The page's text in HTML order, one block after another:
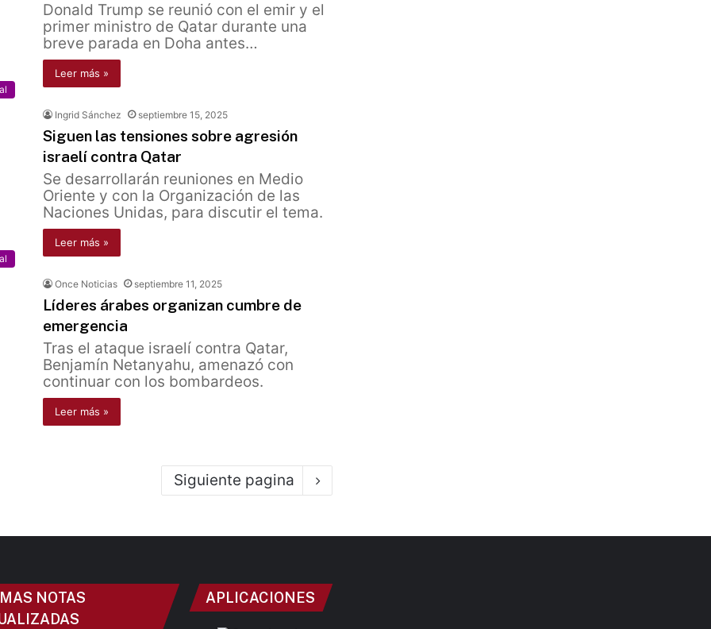
Donald Trump se reunió con el emir y el
primer ministro de Qatar durante una
breve parada en Doha antes…
Leer más »
Ingrid Sánchez septiembre 15, 2025
Siguen las tensiones sobre agresión
israelí contra Qatar
Se desarrollarán reuniones en Medio
Oriente y con la Organización de las
Naciones Unidas, para discutir el tema.
Leer más »
Once Noticias septiembre 11, 2025
Líderes árabes organizan cumbre de
emergencia
Tras el ataque israelí contra Qatar,
Benjamín Netanyahu, amenazó con
continuar con los bombardeos.
Leer más »
Siguiente pagina
NOTAS
APLICACIONES